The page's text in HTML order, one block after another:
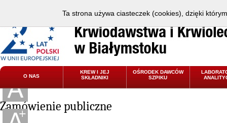
O NAS
KREW I JEJ
SKŁADNIKI
OŚRODEK DAWCÓW
SZPIKU
Zamówienie publiczne
Ta strona używa ciasteczek (cookies), dzięki